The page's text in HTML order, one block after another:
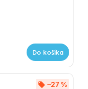
Do košíka
–27 %